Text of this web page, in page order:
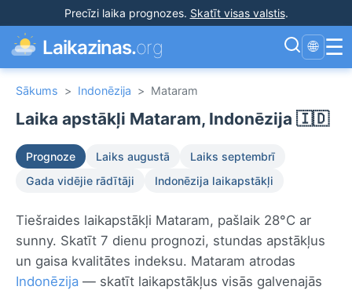
Precīzi laika prognozes. Skatīt visas valstis.
Laikazinas.org 🌐 ☰
Sākums > Indonēzija > Mataram
Laika apstākļi Mataram, Indonēzija 🇮🇩
Prognoze Laiks augustā
Laiks septembrī
Gada vidējie rādītāji
Indonēzija laikapstākļi
Tiešraides laikapstākļi Mataram, pašlaik 28°C ar
sunny. Skatīt 7 dienu prognozi, stundas apstākļus
un gaisa kvalitātes indeksu. Mataram atrodas
Indonēzija — skatīt laikapstākļus visās galvenajās